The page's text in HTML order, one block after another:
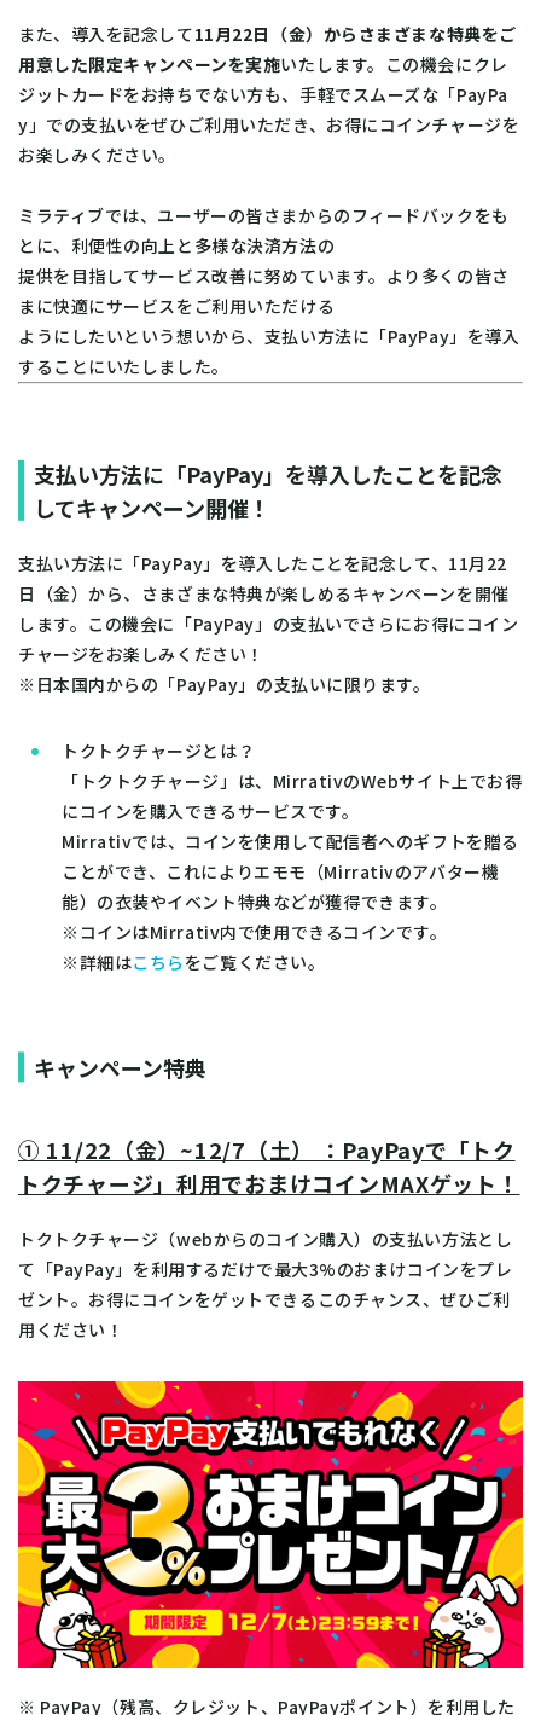
また、導入を記念して11月22日（金）からさまざまな特典をご
用意した限定キャンペーンを実施いたします。この機会にクレ
ジットカードをお持ちでない方も、手軽でスムーズな「PayPa
y」での支払いをぜひご利用いただき、お得にコインチャージを
お楽しみください。
ミラティブでは、ユーザーの皆さまからのフィードバックをも
とに、利便性の向上と多様な決済方法の
提供を目指してサービス改善に努めています。より多くの皆さ
まに快適にサービスをご利用いただける
ようにしたいという想いから、支払い方法に「PayPay」を導入
することにいたしました。
支払い方法に「PayPay」を導入したことを記念
してキャンペーン開催！
支払い方法に「PayPay」を導入したことを記念して、11月22
日（金）から、さまざまな特典が楽しめるキャンペーンを開催
します。この機会に「PayPay」の支払いでさらにお得にコイン
チャージをお楽しみください！
※日本国内からの「PayPay」の支払いに限ります。
トクトクチャージとは？
「トクトクチャージ」は、MirrativのWebサイト上でお得
にコインを購入できるサービスです。
Mirrativでは、コインを使用して配信者へのギフトを贈る
ことができ、これによりエモモ（Mirrativのアバター機
能）の衣装やイベント特典などが獲得できます。
※コインはMirrativ内で使用できるコインです。
※詳細はこちら をご覧ください。
キャンペーン特典
① 11/22（金）~12/7（土） ：PayPayで「トク
トクチャージ」利用でおまけコインMAXゲット！
トクトクチャージ（webからのコイン購入）の支払い方法とし
て「PayPay」を利用するだけで最大3%のおまけコインをプレ
ゼント。お得にコインをゲットできるこのチャンス、ぜひご利
用ください！
※ PayPay（残高、クレジット、PayPayポイント）を利用した